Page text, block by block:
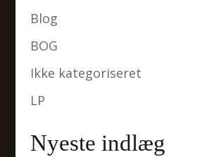
Blog
BOG
Ikke kategoriseret
LP
Nyeste indlæg